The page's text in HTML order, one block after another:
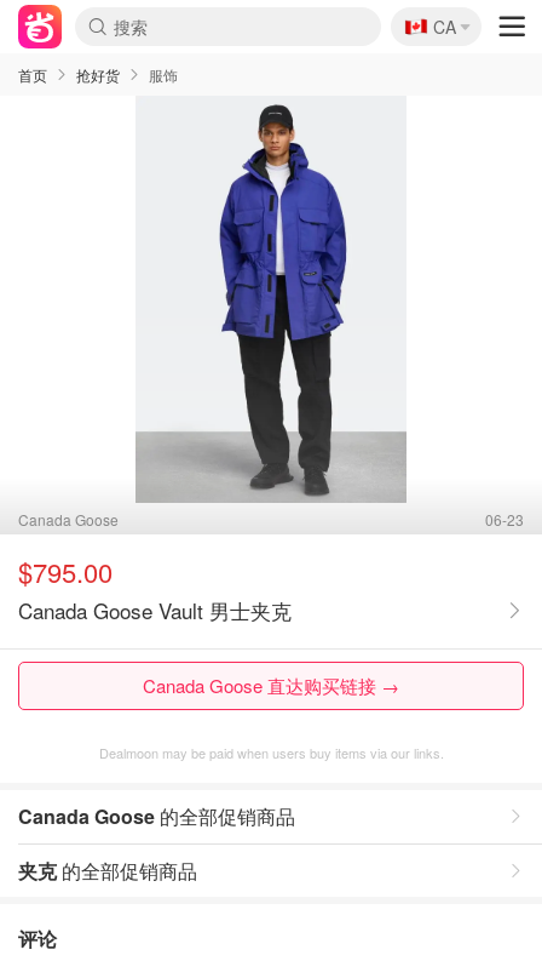
🇨🇦
CA
首页 抢好货 服饰
Canada Goose 06-23
$795.00
Canada Goose Vault 男士夹克
Canada Goose 直达购买链接 →
Dealmoon may be paid when users buy items via our links.
Canada Goose 的全部促销商品
夹克的全部促销商品
评论